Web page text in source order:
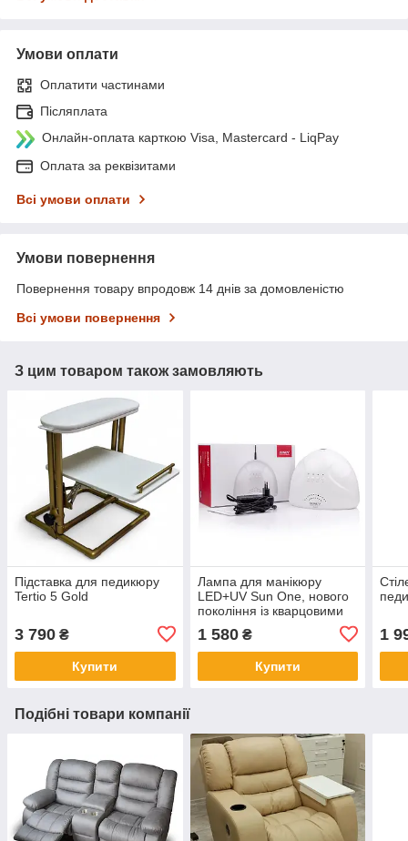
Умови оплати
Оплатити частинами
Післяплата
Онлайн-оплата карткою Visa, Mastercard - LiqPay
Оплата за реквізитами
Всі умови оплати
Умови повернення
Повернення товару впродовж 14 днів за домовленістю
Всі умови повернення
З цим товаром також замовляють
Підставка для педикюру
Tertio 5 Gold
3 790 ₴
Купити
Лампа для манікюру
LED+UV Sun One, нового
покоління із кварцовими
1 580₴
Купити
1
Подібні товари компанії